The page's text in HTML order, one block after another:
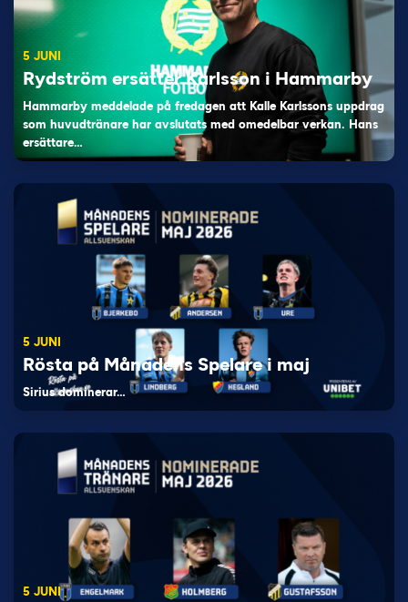
5 JUNI
Rydström ersätter Karlsson i Hammarby
Hammarby meddelade på fredagen att Kalle Karlssons uppdrag
som huvudtränare har avslutats med omedelbar verkan. Hans
ersättare…
5 JUNI
Rösta på Månadens Spelare i maj
Sirius dominerar…
5 JUNI